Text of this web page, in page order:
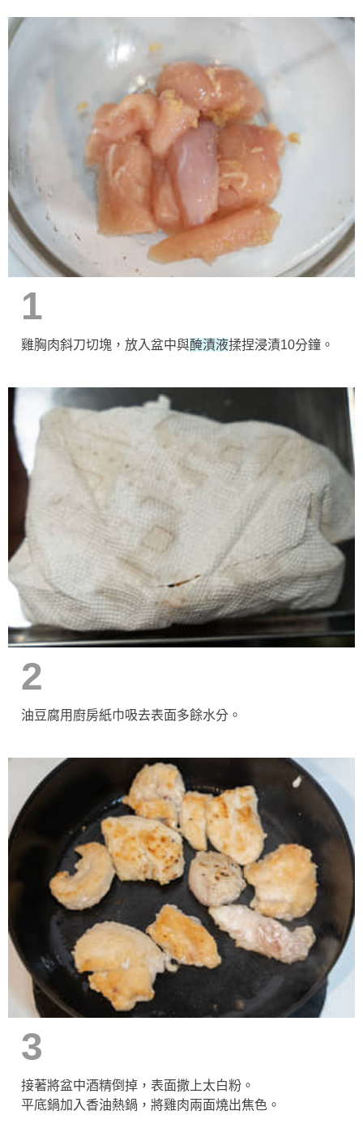
1
雞胸肉斜刀切塊，放入盆中與醃漬液揉捏浸漬10分鐘。
2
油豆腐用廚房紙巾吸去表面多餘水分。
3
接著將盆中酒精倒掉，表面撒上太白粉。
平底鍋加入香油熱鍋，將雞肉兩面燒出焦色。